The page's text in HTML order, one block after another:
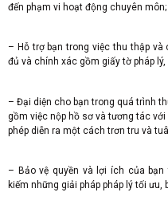
đến phạm vi hoạt động chuyên môn;
– Hỗ trợ bạn trong việc thu thập
đủ và chính xác gồm giấy tờ pháp lý,
– Đại diện cho bạn trong quá trình
gồm việc nộp hồ sơ và tương tác
phép diễn ra một cách trơn tru và
– Bảo vệ quyền và lợi ích của
kiếm những giải pháp pháp lý tối ưu,